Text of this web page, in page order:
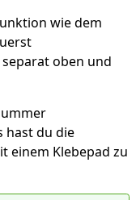
wie dem
oben und
hast du die
einem Klebepad zu